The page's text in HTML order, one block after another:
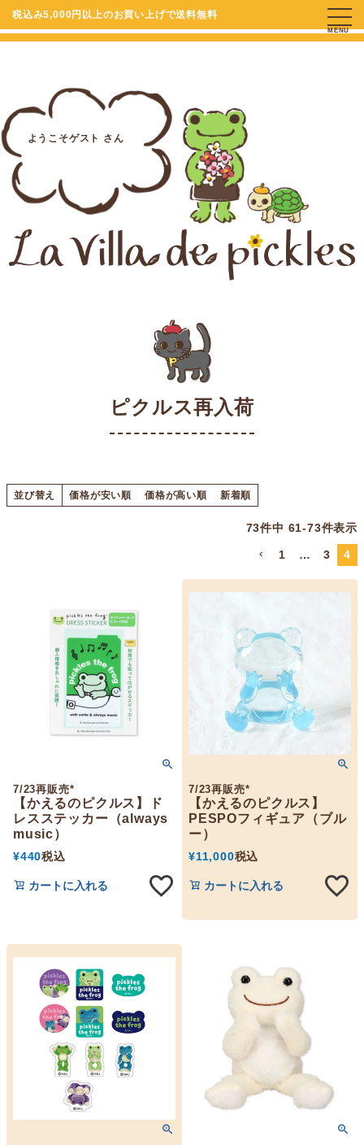
税込み5,000円以上のお買い上げで送料無料
ようこそゲスト さん
MENU
ピクルス再入荷
並び替え 価格が安い順 価格が高い順 新着順
73件中 61-73件表示
1 … 3 4
7/23再販売*
【かえるのピクルス】ド
レスステッカー（always
music）
¥440税込
カートに入れる
7/23再販売*
【かえるのピクルス】
PESPOフィギュア（ブル
ー）
¥11,000税込
カートに入れる